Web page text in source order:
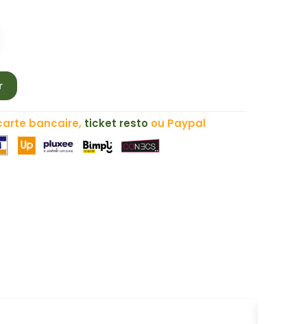
bancaire, ticket resto ou Paypal